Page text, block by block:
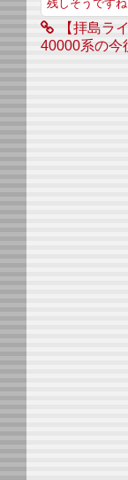
残しそうですね
【拝島ラ
40000系の今